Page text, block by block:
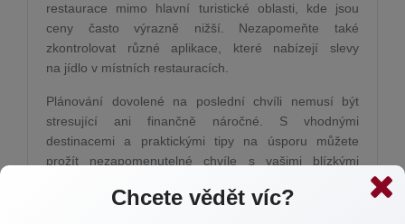
restaurace mimo hlavní turistické oblasti, kde jsou
ceny často výrazně nižší. Nezapomeňte také
zkontrolovat různé aplikace, které nabízejí slevy
na jídlo v místních restauracích.
Plánování dovolené na poslední chvíli nemusí být
stresující ani finančně náročné. S vhodnými
destinacemi a praktickými tipy na úsporu můžete
prožít nezapomenutelné chvíle s vašimi blízkými
se inspirovat našimi radami, využijte dostupné zdroje
Chcete vědět víc?